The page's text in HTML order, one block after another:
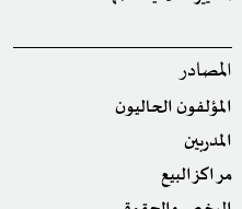
المصادر
المؤلفون الحاليون
المدربين
مراكز البيع